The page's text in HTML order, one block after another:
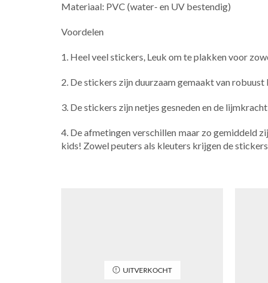
Materiaal: PVC (water- en UV bestendig)
Voordelen
1. Heel veel stickers, Leuk om te plakken voor
2. De stickers zijn duurzaam gemaakt van
3. De stickers zijn netjes gesneden en de
4. De afmetingen verschillen maar zo gemiddeld
kids! Zowel peuters als kleuters krijgen de
UITVERKOCHT